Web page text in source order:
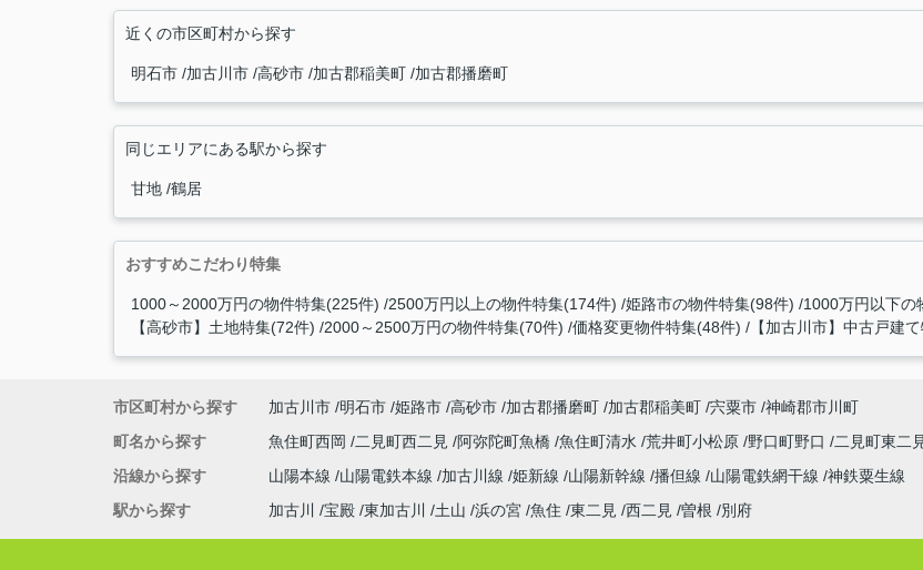
近くの市区町村から探す
明石市 加古川市 高砂市 加古郡稲美町 加古郡播磨町
同じエリアにある駅から探す
甘地 鶴居
おすすめこだわり特集
1000～2000万円の物件特集(225件) 2500万円以上の物件特集(174件) 姫路市の物件特集(98件) 1000万円以下の
【高砂市】土地特集(72件)
2000～2500万円の物件特集(70件) 価格変更物件特集(48件) 【加古川市】中古戸建
市区町村から探す 加古川市 明石市 姫路市 高砂市 加古郡播磨町 加古郡稲美町 宍粟市 神崎郡市川町
町名から探す
魚住町西岡 二見町西二見 阿弥陀町魚橋 魚住町清水 荒井町小松原 野口町野口 二見町東二
沿線から探す
山陽本線 山陽電鉄本線 加古川線 姫新線 山陽新幹線 播但線 山陽電鉄網干線 神鉄粟生線
駅から探す
加古川 宝殿 東加古川 土山 浜の宮 魚住 東二見 西二見 曽根 別府